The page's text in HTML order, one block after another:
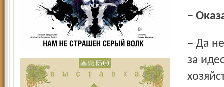
–
– Да нет, второй секретарь сельского райкома отвечал не
за